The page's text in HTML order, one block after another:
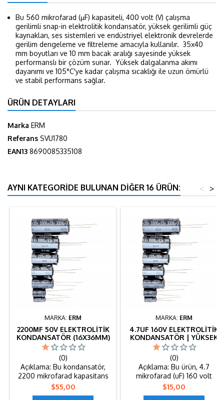
Bu 560 mikrofarad (µF) kapasiteli, 400 volt (V) çalışma
gerilimli snap-in elektrolitik kondansatör, yüksek gerilimli güç
kaynakları, ses sistemleri ve endüstriyel elektronik devrelerde
gerilim dengeleme ve filtreleme amacıyla kullanılır. 35x40
mm boyutları ve 10 mm bacak aralığı sayesinde yüksek
performanslı bir çözüm sunar. Yüksek dalgalanma akımı
dayanımı ve 105°C'ye kadar çalışma sıcaklığı ile uzun ömürlü
ve stabil performans sağlar.
ÜRÜN DETAYLARI
Marka ERM
Referans SVU1780
EAN13 8690085335108
AYNI KATEGORIDE BULUNAN DIĞER 16 ÜRÜN: >
<
MARKA: ERM
2200ΜF 50V ELEKTROLITIK
KONDANSATÖR (16X36MM)
(100 ADET)
(0)
Açıklama: Bu kondansatör,
2200 mikrofarad kapasitans
değerine ve 50 volt
maksimum çalışma gerilimine
Fiyat
$55,00
MARKA: ERM
4.7UF 160V ELEKTROLITIK
KONDANSATÖR | YÜKSEK
GERILIM BACAKLI
KONDANSATÖR (100 ADET)
(0)
Açıklama: Bu ürün, 4.7
mikrofarad (uF) 160 volt
değerinde yüksek gerilimli
elektrolitik kondansatördür.
Fiyat
$15,00